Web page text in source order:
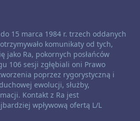
kanałów:
15 marca 1984 r. trzech oddanych
komunikaty od tych,
jako Ra, pokornych posłańców
106 sesji zgłębiali oni Prawo
poprzez rygorystyczną i
ewolucji, służby,
Kontakt z Ra jest
wpływową ofertą L/L